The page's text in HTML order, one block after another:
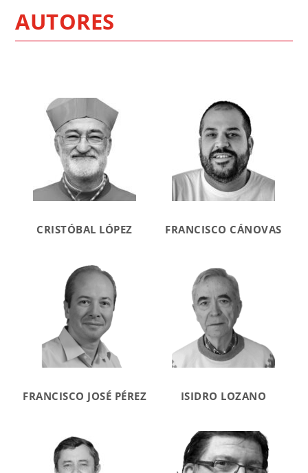
AUTORES
CRISTÓBAL LÓPEZ FRANCISCO CÁNOVAS
FRANCISCO JOSÉ PÉREZ ISIDRO LOZANO